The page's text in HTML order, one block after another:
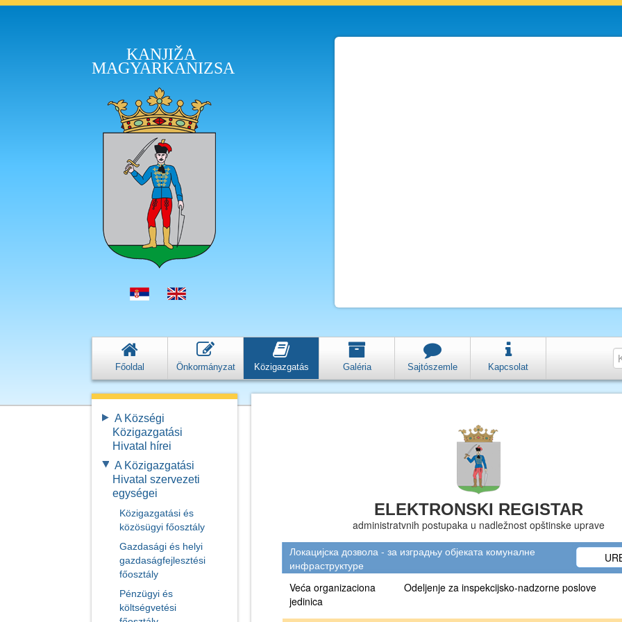
KANJIŽA
MAGYARKANIZSA
Főoldal Önkormányzat Közigazgatás Galéria Sajtószemle Kapcsolat
A Községi
Közigazgatási
Hivatal hírei
A Közigazgatási
Hivatal szervezeti
egységei
Közigazgatási és
közösügyi főosztály
Gazdasági és helyi
gazdaságfejlesztési
főosztály
Pénzügyi és
költségvetési
ELEKTRONSKI REGISTAR
administratvnih postupaka u nadležnost opštinske uprave
Локацијска дозвола - за изградњу објеката комуналне
инфраструктуре
Veća organizaciona
jedinica
Odeljenje za inspekcijsko-nadzorne poslove